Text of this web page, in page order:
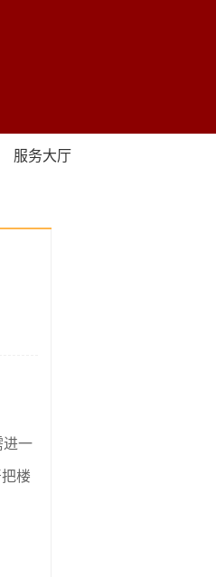
服务大厅
进一
楼